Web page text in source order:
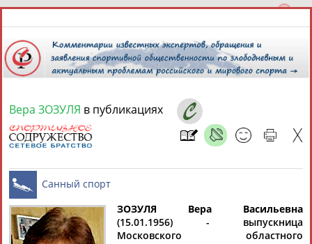
7 августа 2026 года,
СПОРТСМЕНЫ, ТРЕНЕРЫ И СПЕЦИАЛИСТЫ
Найдено: 13181персон Расширенный поиск
Вера ЗОЗУЛЯ в публикациях
ЗОЗУЛЯ Вера Васильевна
(15.01.1956) - выпускница
Московского областного